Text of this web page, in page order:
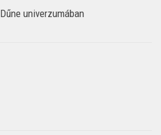
univerzumában